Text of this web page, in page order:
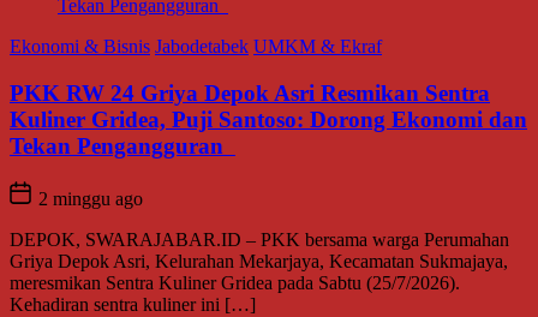
Ekonomi & Bisnis Jabodetabek UMKM & Ekraf
PKK RW 24 Griya Depok Asri Resmikan Sentra
Kuliner Gridea, Puji Santoso: Dorong Ekonomi dan
Tekan Pengangguran
2 minggu ago
DEPOK, SWARAJABAR.ID – PKK bersama warga Perumahan
Griya Depok Asri, Kelurahan Mekarjaya, Kecamatan Sukmajaya,
meresmikan Sentra Kuliner Gridea pada Sabtu (25/7/2026).
Kehadiran sentra kuliner ini […]